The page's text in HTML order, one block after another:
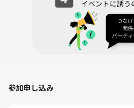
・8名定員でスタートしますが、信頼で
・当サークルのリピートさん(過去参加者)
参加申し込み